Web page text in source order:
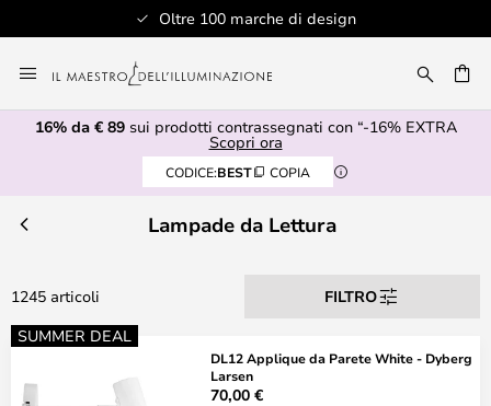
Assistenza clienti professionale
al
contenuto
16% da € 89sui prodotti contrassegnati con “-16% EXTRA
Scopri ora
CODICE:BEST COPIA
Lampade da Lettura
1245 articoli
FILTRO
SUMMER DEAL
DL12 Applique da Parete White - Dyberg
Larsen
70,00 €